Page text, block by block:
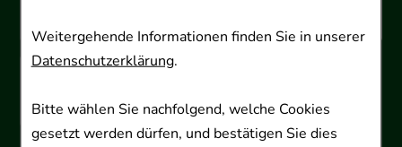
Weitergehende Informationen finden Sie in unserer
Datenschutzerklärung.
Bitte wählen Sie nachfolgend, welche Cookies
gesetzt werden dürfen, und bestätigen Sie dies